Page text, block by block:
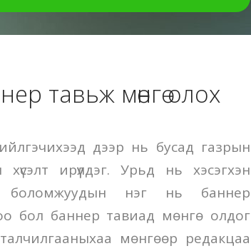
тавьж мөнгө олох
дээр нь бусад газрын
ирүүлдэг. Урьд нь хэсэгхэн
боломжуудын нэг нь баннер
бол баннер тавиад мөнгө олдог
мөнгөөр редакцаа